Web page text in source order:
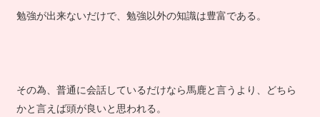
勉強が出来ないだけで、勉強以外の知識は豊富である。
その為、普通に会話しているだけなら馬鹿と言うより、どちら
かと言えば頭が良いと思われる。